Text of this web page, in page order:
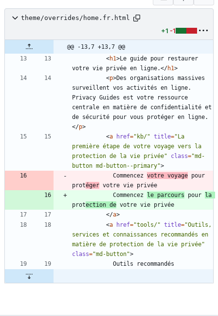
theme/overrides/home.fr.html
+1 -1
@@ -13,7 +13,7 @@
<h1>Le guide pour restaurer
votre vie privée en ligne.</h1>
<p>Des organisations massives
surveillent vos activités en ligne.
Privacy Guides est votre ressource
centrale en matière de confidentialité et
de sécurité pour vous protéger en ligne.
</p>
<a href="kb/" title="La
première étape de votre voyage vers la
protection de la vie privée"
class="md-
button md-button--primary">
            Commencez
votre voyage pour
protéger
            Commencez
le parcours pour
protection de
</a>
<a href="tools/" title="Outils,
services et connaissances recommandés en
matière de protection de la vie privée"
class="md-button">